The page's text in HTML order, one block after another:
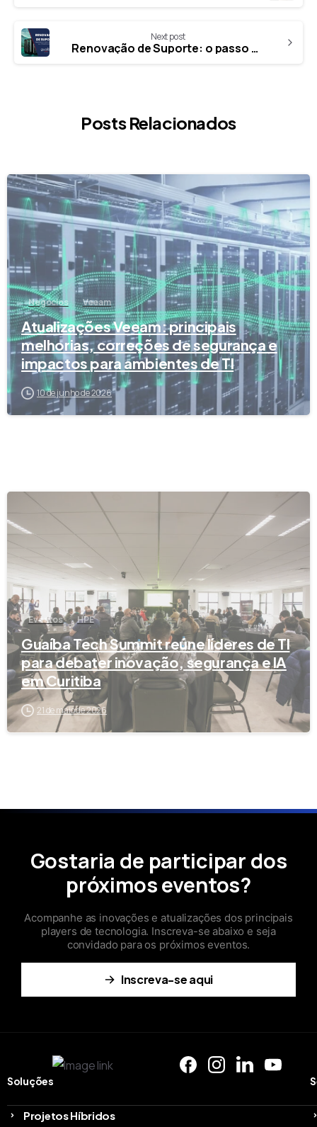
Next post
Renovação de Suporte: o passo essencial para garantir a continuidade da sua operação de TI
Negócios Veeam
Atualizações Veeam: principais
melhorias, correções de segurança e
impactos para ambientes de TI
10 de junho de 2026
Eventos HPE
Guaíba Tech Summit reúne líderes de TI
para debater inovação, segurança e IA
em Curitiba
21 de maio de 2026
Gostaria de participar dos
próximos eventos?
Acompanhe as inovações e atualizações dos principais
players de tecnologia. Inscreva-se abaixo e seja
convidado para os próximos eventos.
Inscreva-se aqui
Soluções
Projetos Híbridos